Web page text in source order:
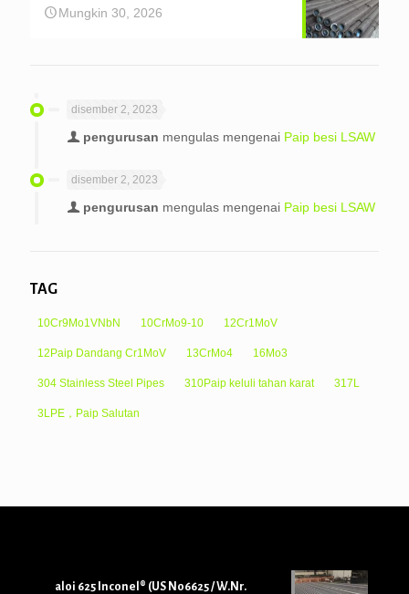
Mungkin 30, 2026
disember 2, 2023
pengurusan mengulas mengenai Paip besi LSAW
disember 2, 2023
pengurusan mengulas mengenai Paip besi LSAW
TAG
10Cr9Mo1VNbN 10CrMo9-10 12Cr1MoV
12Paip Dandang Cr1MoV 13CrMo4 16Mo3
304 Stainless Steel Pipes 310Paip keluli tahan karat 317L
3LPE，Paip Salutan
aloi 625 Inconel® (US N06625 / W.Nr.